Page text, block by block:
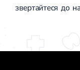
звертайтеся до